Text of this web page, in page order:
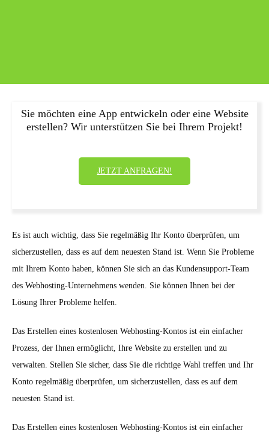
Sie möchten eine App entwickeln oder eine Website
erstellen? Wir unterstützen Sie bei Ihrem Projekt!
JETZT ANFRAGEN!
Es ist auch wichtig, dass Sie regelmäßig Ihr Konto überprüfen, um
sicherzustellen, dass es auf dem neuesten Stand ist. Wenn Sie Probleme
mit Ihrem Konto haben, können Sie sich an das Kundensupport-Team
des Webhosting-Unternehmens wenden. Sie können Ihnen bei der
Lösung Ihrer Probleme helfen.
Das Erstellen eines kostenlosen Webhosting-Kontos ist ein einfacher
Prozess, der Ihnen ermöglicht, Ihre Website zu erstellen und zu
verwalten. Stellen Sie sicher, dass Sie die richtige Wahl treffen und Ihr
Konto regelmäßig überprüfen, um sicherzustellen, dass es auf dem
neuesten Stand ist.
Das Erstellen eines kostenlosen Webhosting-Kontos ist ein einfacher